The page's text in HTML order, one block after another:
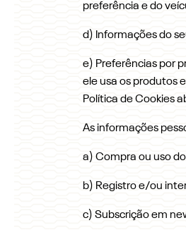
preferência e do
d) Informações do
e) Preferências por
ele usa os produtos
Política de Cookies
As informações
a) Compra ou uso
b) Registro e/ou
c) Subscrição em